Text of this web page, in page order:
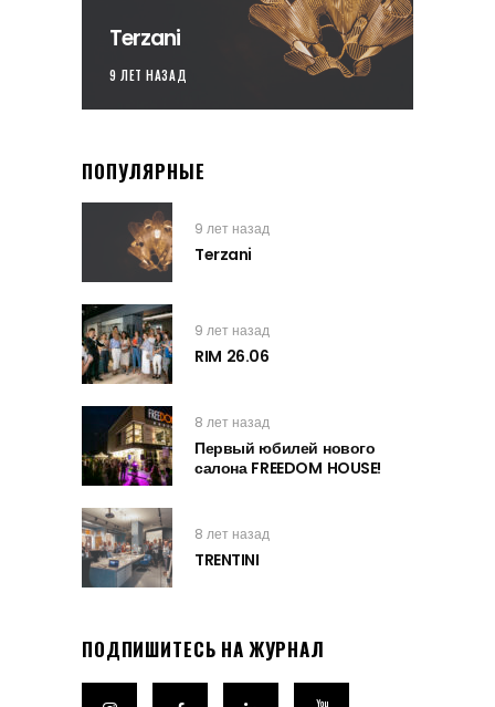
Terzani
9 ЛЕТ НАЗАД
ПОПУЛЯРНЫЕ
9 лет назад
Terzani
9 лет назад
RIM 26.06
8 лет назад
Первый юбилей нового
салона FREEDOM HOUSE!
8 лет назад
TRENTINI
ПОДПИШИТЕСЬ НА ЖУРНАЛ